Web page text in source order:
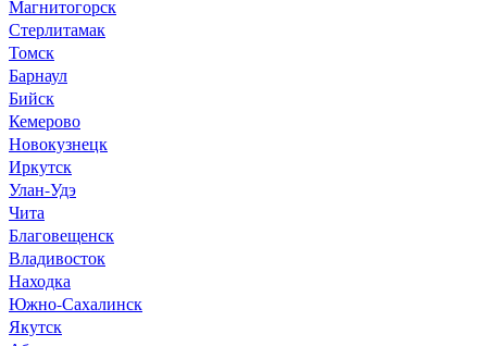
Магнитогорск
Стерлитамак
Томск
Барнаул
Бийск
Кемерово
Новокузнецк
Иркутск
Улан-Удэ
Чита
Благовещенск
Владивосток
Находка
Южно-Сахалинск
Якутск